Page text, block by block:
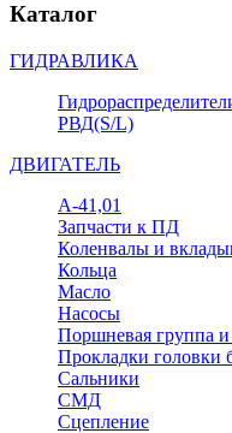
Каталог
ГИДРАВЛИКА
РВД(S/L)
ДВИГАТЕЛЬ
А-41,01
Запчасти к ПД
Коленвалы и
Кольца
Масло
Насосы
Поршневая группа и
Прокладки головки
Сальники
СМД
Сцепление